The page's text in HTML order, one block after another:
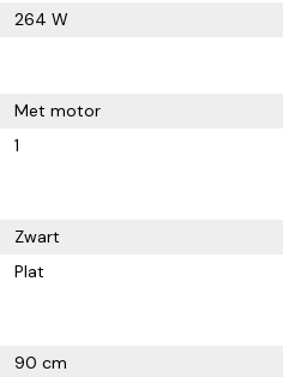
264 W
Met motor
1
Zwart
Plat
90 cm